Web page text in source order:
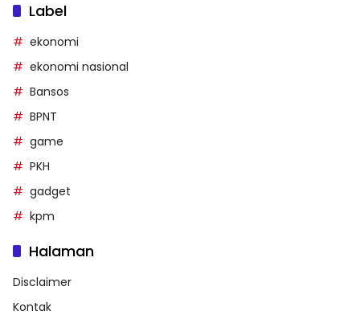
Label
ekonomi
ekonomi nasional
Bansos
BPNT
game
PKH
gadget
kpm
Halaman
Disclaimer
Kontak